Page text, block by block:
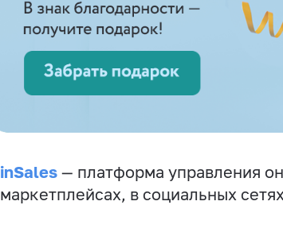
inSales — платформа управления
маркетплейсах, в социальных